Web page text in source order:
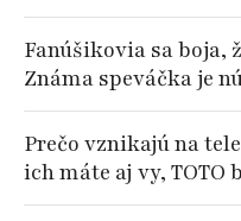
Fanúšikovia sa boja,
Známa speváčka je
Prečo vznikajú na
ich máte aj vy, TOTO